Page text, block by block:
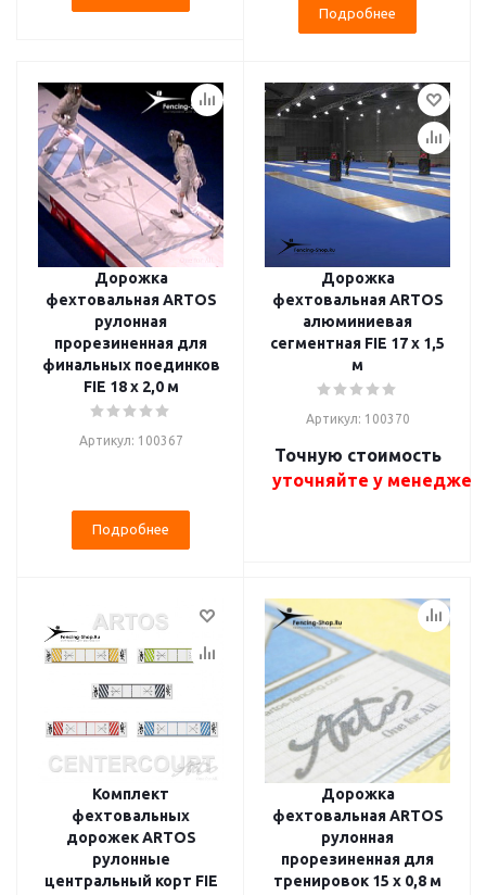
Подробнее
Дорожка
фехтовальная ARTOS
рулонная
прорезиненная для
финальных поединков
FIE 18 x 2,0 м
Артикул: 100367
Подробнее
Дорожка
фехтовальная ARTOS
алюминиевая
сегментная FIE 17 x 1,5
м
Артикул: 100370
Точную стоимость
уточняйте у
Комплект
фехтовальных
дорожек ARTOS
рулонные
центральный корт FIE
Дорожка
фехтовальная ARTOS
рулонная
прорезиненная для
тренировок 15 x 0,8 м